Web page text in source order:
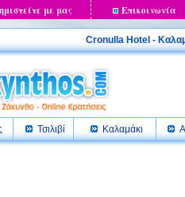
με μας Επικοινωνία
Cronulla Hotel -
Τσιλιβί Καλαμάκι